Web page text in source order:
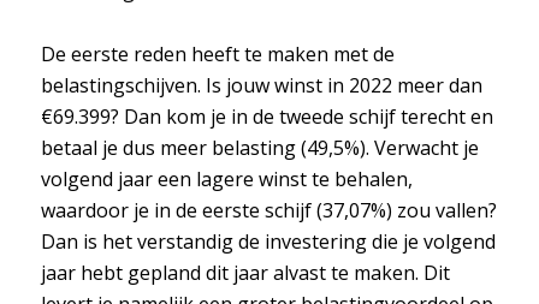
De eerste reden heeft te maken met de
belastingschijven. Is jouw winst in 2022 meer dan
€69.399? Dan kom je in de tweede schijf terecht en
betaal je dus meer belasting (49,5%). Verwacht je
volgend jaar een lagere winst te behalen,
waardoor je in de eerste schijf (37,07%) zou vallen?
Dan is het verstandig de investering die je volgend
jaar hebt gepland dit jaar alvast te maken. Dit